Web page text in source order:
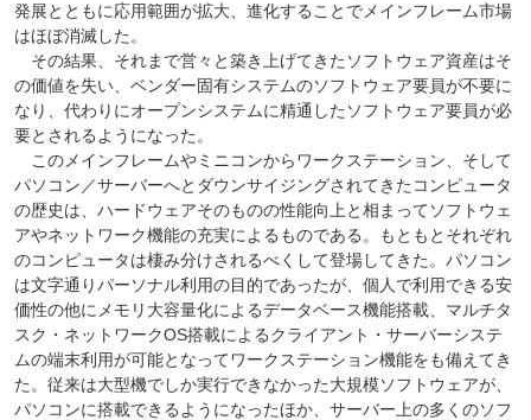
発展とともに応用範囲が拡大、進化することでメインフレーム市場
はほぼ消滅した。
その結果、それまで営々と築き上げてきたソフトウェア資産はそ
の価値を失い、ベンダー固有システムのソフトウェア要員が不要に
なり、代わりにオープンシステムに精通したソフトウェア要員が必
要とされるようになった。
このメインフレームやミニコンからワークステーション、そして
パソコン／サーバーへとダウンサイジングされてきたコンピュータ
の歴史は、ハードウェアそのものの性能向上と相まってソフトウェ
アやネットワーク機能の充実によるものである。もともとそれぞれ
のコンピュータは棲み分けされるべくして登場してきた。パソコン
は文字通りパーソナル利用の目的であったが、個人で利用できる安
価性の他にメモリ大容量化によるデータベース機能搭載、マルチタ
スク・ネットワークOS搭載によるクライアント・サーバーシステ
ムの端末利用が可能となってワークステーション機能をも備えてき
た。従来は大型機でしか実行できなかった大規模ソフトウェアが、
パソコンに搭載できるようになったほか、サーバー上の多くのソフ